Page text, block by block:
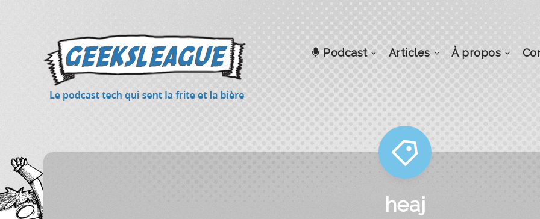
Podcast Articles À propos
heaj